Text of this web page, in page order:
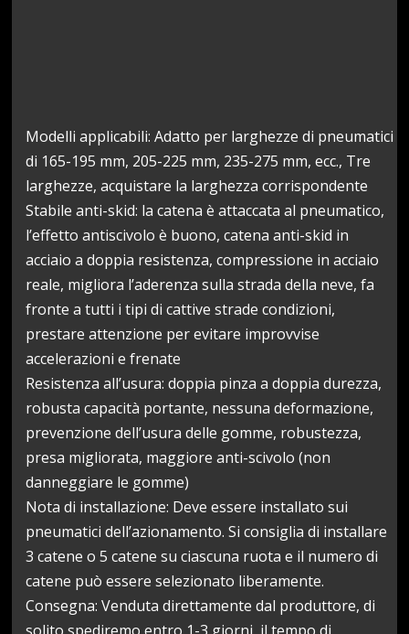
Modelli applicabili: Adatto per larghezze di pneumatici
di 165-195 mm, 205-225 mm, 235-275 mm, ecc., Tre
larghezze, acquistare la larghezza corrispondente
Stabile anti-skid: la catena è attaccata al pneumatico,
l’effetto antiscivolo è buono, catena anti-skid in
acciaio a doppia resistenza, compressione in acciaio
reale, migliora l’aderenza sulla strada della neve, fa
fronte a tutti i tipi di cattive strade condizioni,
prestare attenzione per evitare improvvise
accelerazioni e frenate
Resistenza all’usura: doppia pinza a doppia durezza,
robusta capacità portante, nessuna deformazione,
prevenzione dell’usura delle gomme, robustezza,
presa migliorata, maggiore anti-scivolo (non
danneggiare le gomme)
Nota di installazione: Deve essere installato sui
pneumatici dell’azionamento. Si consiglia di installare
3 catene o 5 catene su ciascuna ruota e il numero di
catene può essere selezionato liberamente.
Consegna: Venduta direttamente dal produttore, di